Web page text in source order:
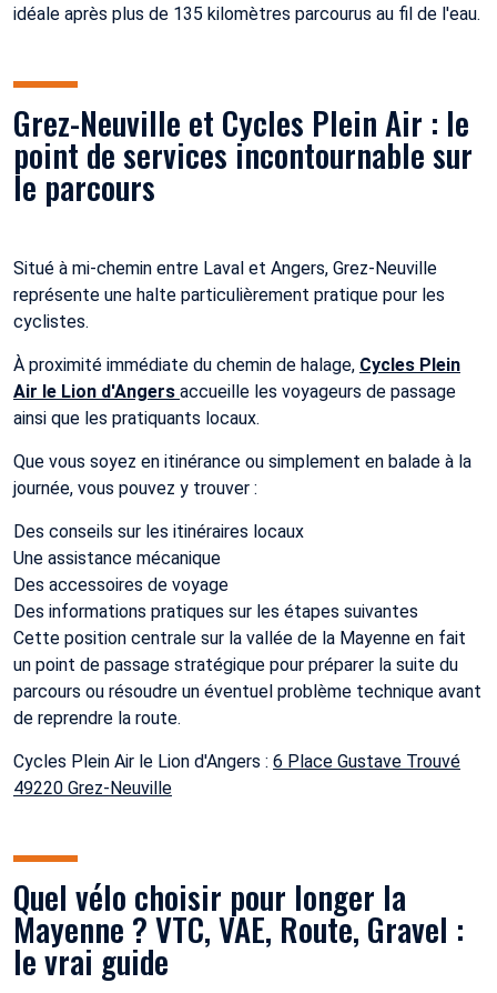
idéale après plus de 135 kilomètres parcourus au fil de l'eau.
Grez-Neuville et Cycles Plein Air : le
point de services incontournable sur
le parcours
Situé à mi-chemin entre Laval et Angers, Grez-Neuville
représente une halte particulièrement pratique pour les
cyclistes.
À proximité immédiate du chemin de halage, Cycles Plein
Air le Lion d'Angers accueille les voyageurs de passage
ainsi que les pratiquants locaux.
Que vous soyez en itinérance ou simplement en balade à la
journée, vous pouvez y trouver :
Des conseils sur les itinéraires locaux
Une assistance mécanique
Des accessoires de voyage
Des informations pratiques sur les étapes suivantes
Cette position centrale sur la vallée de la Mayenne en fait
un point de passage stratégique pour préparer la suite du
parcours ou résoudre un éventuel problème technique avant
de reprendre la route.
Cycles Plein Air le Lion d'Angers : 6 Place Gustave Trouvé
49220 Grez-Neuville
Quel vélo choisir pour longer la
Mayenne ? VTC, VAE, Route, Gravel :
le vrai guide